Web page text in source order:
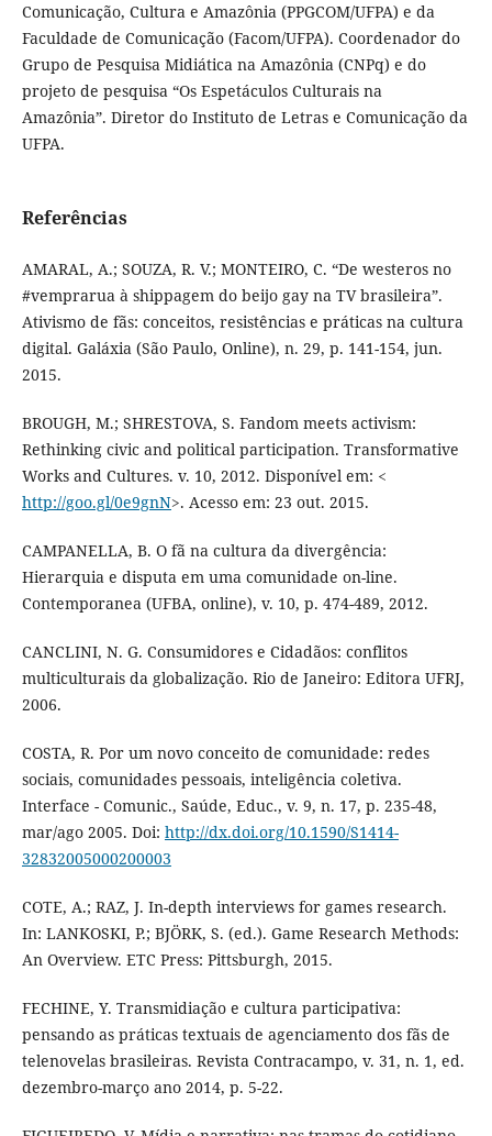
Comunicação, Cultura e Amazônia (PPGCOM/UFPA) e da
Faculdade de Comunicação (Facom/UFPA). Coordenador do
Grupo de Pesquisa Midiática na Amazônia (CNPq) e do
projeto de pesquisa “Os Espetáculos Culturais na
Amazônia”. Diretor do Instituto de Letras e Comunicação da
UFPA.
Referências
AMARAL, A.; SOUZA, R. V.; MONTEIRO, C. “De westeros no
#vemprarua à shippagem do beijo gay na TV brasileira”.
Ativismo de fãs: conceitos, resistências e práticas na cultura
digital. Galáxia (São Paulo, Online), n. 29, p. 141-154, jun.
2015.
BROUGH, M.; SHRESTOVA, S. Fandom meets activism:
Rethinking civic and political participation. Transformative
Works and Cultures. v. 10, 2012. Disponível em: <
http://goo.gl/0e9gnN>. Acesso em: 23 out. 2015.
CAMPANELLA, B. O fã na cultura da divergência:
Hierarquia e disputa em uma comunidade on-line.
Contemporanea (UFBA, online), v. 10, p. 474-489, 2012.
CANCLINI, N. G. Consumidores e Cidadãos: conflitos
multiculturais da globalização. Rio de Janeiro: Editora UFRJ,
2006.
COSTA, R. Por um novo conceito de comunidade: redes
sociais, comunidades pessoais, inteligência coletiva.
Interface - Comunic., Saúde, Educ., v. 9, n. 17, p. 235-48,
mar/ago 2005. Doi: http://dx.doi.org/10.1590/S1414-
32832005000200003
COTE, A.; RAZ, J. In-depth interviews for games research.
In: LANKOSKI, P.; BJÖRK, S. (ed.). Game Research Methods:
An Overview. ETC Press: Pittsburgh, 2015.
FECHINE, Y. Transmidiação e cultura participativa:
pensando as práticas textuais de agenciamento dos fãs de
telenovelas brasileiras. Revista Contracampo, v. 31, n. 1, ed.
dezembro-março ano 2014, p. 5-22.